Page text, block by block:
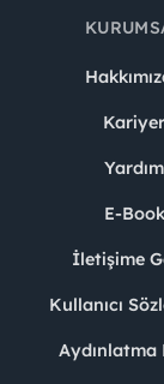
Kariyer
Yardım
E-Book
İletişime
Kullanıcı
Aydınlatma